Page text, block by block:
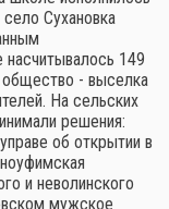
Сухановка
149
- выселка
На сельских
решения:
об открытии в
и неволинского
мужское